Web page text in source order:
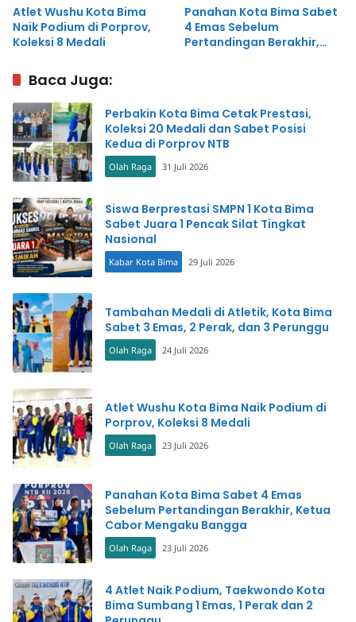
Atlet Wushu Kota Bima
Naik Podium di Porprov,
Koleksi 8 Medali
Panahan Kota Bima Sabet
4 Emas Sebelum
Pertandingan Berakhir,
Baca Juga:
Perbakin Kota Bima Cetak Prestasi,
Koleksi 20 Medali dan Sabet Posisi
Kedua di Porprov NTB
Olah Raga 31 Juli 2026
Siswa Berprestasi SMPN 1 Kota Bima
Sabet Juara 1 Pencak Silat Tingkat
Nasional
Kabar Kota Bima 29 Juli 2026
Tambahan Medali di Atletik, Kota Bima
Sabet 3 Emas, 2 Perak, dan 3 Perunggu
Olah Raga 24 Juli 2026
Atlet Wushu Kota Bima Naik Podium di
Porprov, Koleksi 8 Medali
Olah Raga 23 Juli 2026
Panahan Kota Bima Sabet 4 Emas
Sebelum Pertandingan Berakhir, Ketua
Cabor Mengaku Bangga
Olah Raga 23 Juli 2026
4 Atlet Naik Podium, Taekwondo Kota
Bima Sumbang 1 Emas, 1 Perak dan 2